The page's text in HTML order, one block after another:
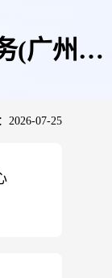
(广州集
2026-07-25